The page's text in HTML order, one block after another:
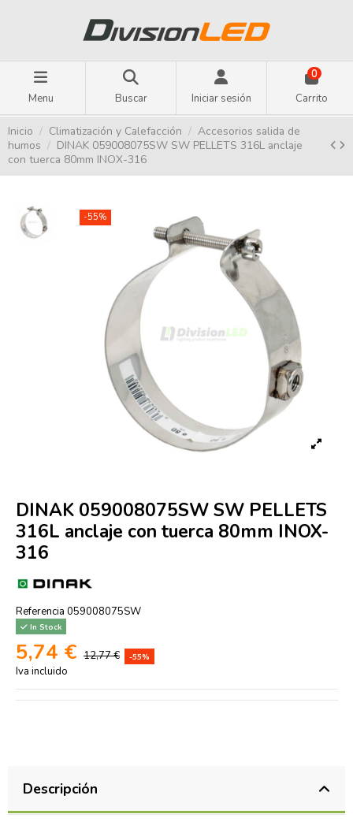
Menu Buscar Iniciar sesión
0
Carrito
Inicio Climatización y Calefacción
Accesorios salida de
humos
DINAK 059008075SW SW PELLETS 316L anclaje
con tuerca 80mm INOX-316
-55%
DINAK 059008075SW SW PELLETS
316L anclaje con tuerca 80mm INOX-
316
Referencia 059008075SW
In Stock
5,74 € 12,77 € -55%
Iva incluido
Descripción